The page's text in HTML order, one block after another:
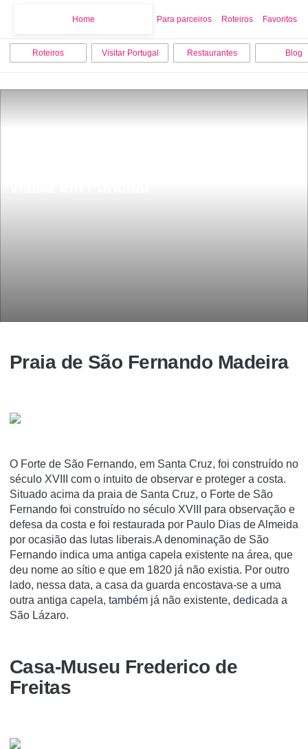
Home Para parceiros Roteiros Favoritos
Roteiros Visitar Portugal Restaurantes Blog
Praia de São Fernando Madeira
O Forte de São Fernando, em Santa Cruz, foi construído no
século XVIII com o intuito de observar e proteger a costa.
Situado acima da praia de Santa Cruz, o Forte de São
Fernando foi construído no século XVIII para observação e
defesa da costa e foi restaurada por Paulo Dias de Almeida
por ocasião das lutas liberais.A denominação de São
Fernando indica uma antiga capela existente na área, que
deu nome ao sítio e que em 1820 já não existia. Por outro
lado, nessa data, a casa da guarda encostava-se a uma
outra antiga capela, também já não existente, dedicada a
São Lázaro.
Casa-Museu Frederico de
Freitas